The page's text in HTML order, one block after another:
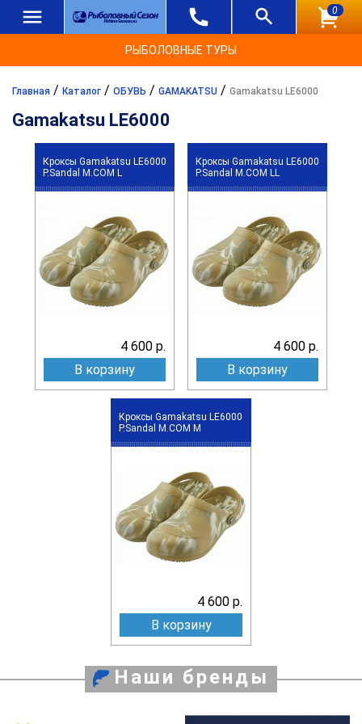
0
РЫБОЛОВНЫЕ ТУРЫ
Главная / Каталог / ОБУВЬ / GAMAKATSU / Gamakatsu LE6000
Gamakatsu LE6000
Кроксы Gamakatsu LE6000
P.Sandal M.COM L
4 600 р.
В корзину
Кроксы Gamakatsu LE6000
P.Sandal M.COM LL
4 600 р.
В корзину
Кроксы Gamakatsu LE6000
P.Sandal M.COM M
4 600 р.
В корзину
Наши бренды